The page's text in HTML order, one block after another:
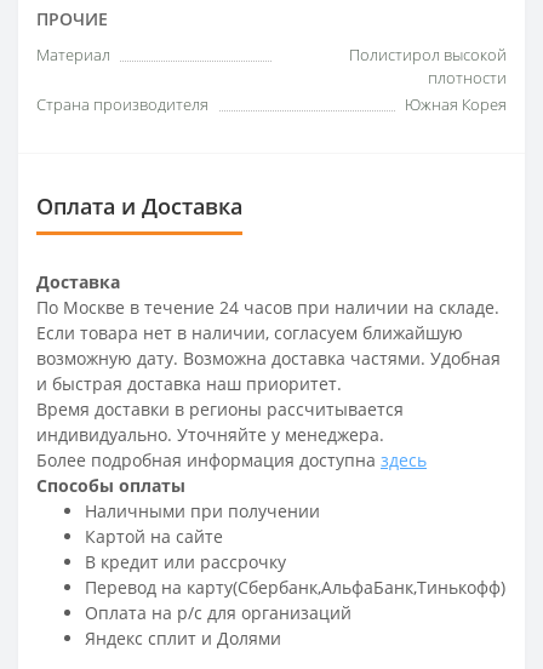
ПРОЧИЕ
Материал
Полистирол высокой
плотности
Страна производителя
Южная Корея
Оплата и Доставка
Доставка
По Москве в течение 24 часов при наличии на складе.
Если товара нет в наличии, согласуем ближайшую
возможную дату. Возможна доставка частями. Удобная
и быстрая доставка наш приоритет.
Время доставки в регионы рассчитывается
индивидуально. Уточняйте у менеджера.
Более подробная информация доступна здесь
Способы оплаты
Наличными при получении
Картой на сайте
В кредит или рассрочку
Перевод на карту(Сбербанк,АльфаБанк,Тинькофф)
Оплата на р/c для организаций
Яндекс сплит и Долями